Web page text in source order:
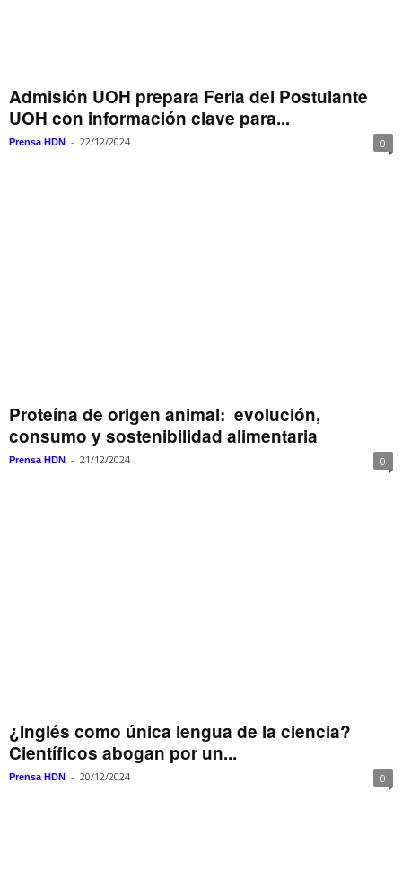
Admisión UOH prepara Feria del Postulante
UOH con información clave para...
Prensa HDN - 22/12/2024 0
Proteína de origen animal: evolución,
consumo y sostenibilidad alimentaria
Prensa HDN - 21/12/2024 0
¿Inglés como única lengua de la ciencia?
Científicos abogan por un...
Prensa HDN - 20/12/2024 0